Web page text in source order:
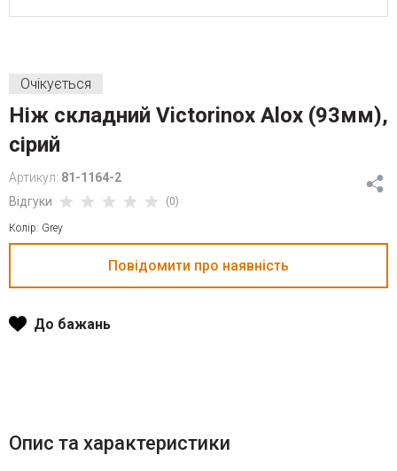
Очікується
Ніж складний Victorinox Alox (93мм),
сірий
Артикул: 81-1164-2
Відгуки
(0)
Колір: Grey
До бажань
Опис та характеристики